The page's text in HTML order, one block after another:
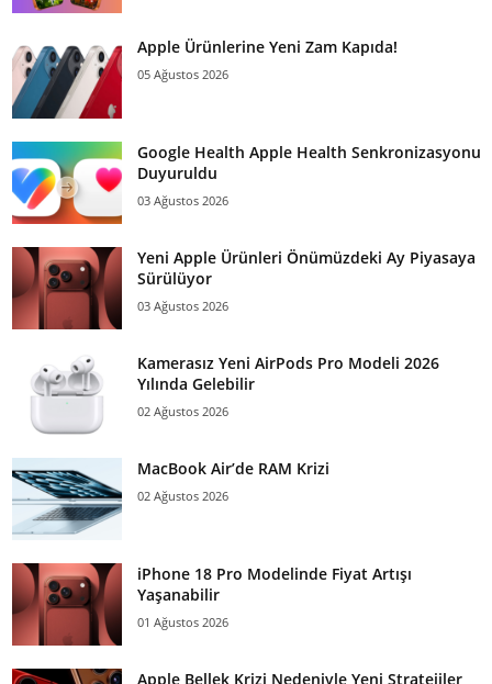
Apple Ürünlerine Yeni Zam Kapıda!
05 Ağustos 2026
Google Health Apple Health Senkronizasyonu
Duyuruldu
03 Ağustos 2026
Yeni Apple Ürünleri Önümüzdeki Ay Piyasaya
Sürülüyor
03 Ağustos 2026
Kamerasız Yeni AirPods Pro Modeli 2026
Yılında Gelebilir
02 Ağustos 2026
MacBook Air’de RAM Krizi
02 Ağustos 2026
iPhone 18 Pro Modelinde Fiyat Artışı
Yaşanabilir
01 Ağustos 2026
Apple Bellek Krizi Nedeniyle Yeni Stratejiler